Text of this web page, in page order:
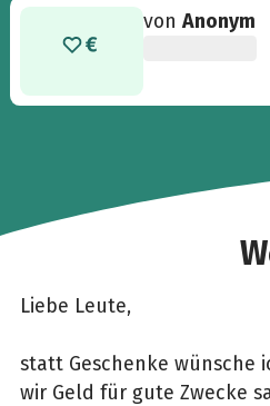
vonAnonym
Liebe Leute,
statt Geschenke wünsche
wir Geld für gute Zwecke